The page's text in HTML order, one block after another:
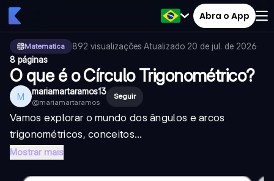
Abra o App
Matematica 892 visualizações·Atualizado 20 de jul. de 2026·
8 páginas
O que é o Círculo Trigonométrico?
M mariamartaramos13
@mariamartaramos
Seguir
Vamos explorar o mundo dos ângulos e arcos
trigonométricos, conceitos...
Mostrar mais